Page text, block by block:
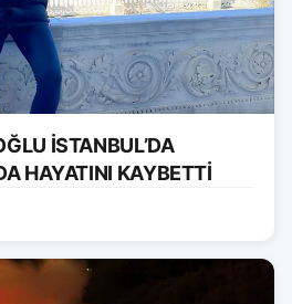
İSTANBUL’DA
HAYATINI KAYBETTİ